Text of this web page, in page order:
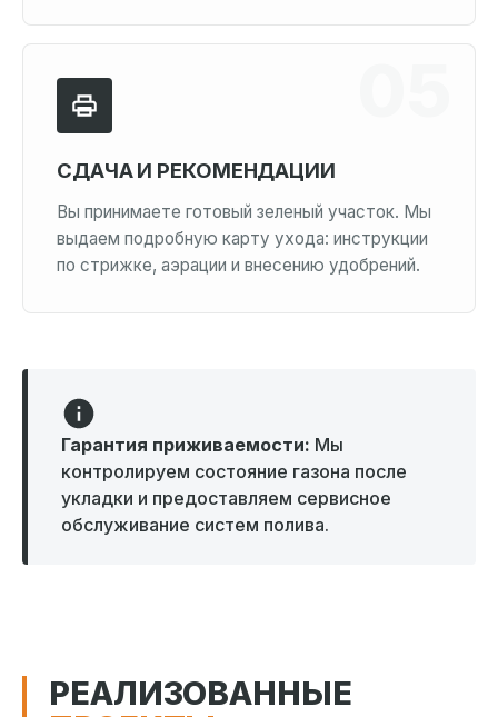
СДАЧА И РЕКОМЕНДАЦИИ
Вы принимаете готовый зеленый участок. Мы
выдаем подробную карту ухода: инструкции
по стрижке, аэрации и внесению удобрений.
Гарантия приживаемости: Мы
контролируем состояние газона после
укладки и предоставляем сервисное
обслуживание систем полива.
РЕАЛИЗОВАННЫЕ